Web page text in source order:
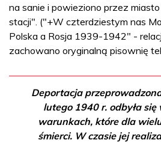
na sanie i powieziono przez
stacji". ("+W czterdziestym nas
Polska a Rosja 1939-1942" -
zachowano oryginalną pisownię
Deportacja
lutego 1940 r. odbyła
warunkach, które dla
śmierci. W czasie jej